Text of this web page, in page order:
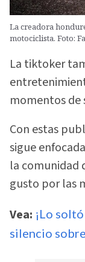
La creadora
motociclista. Foto:
La tiktoker
momentos de
Con estas
sigue
la comunidad
gusto por las
Vea: ¡Lo
silencio